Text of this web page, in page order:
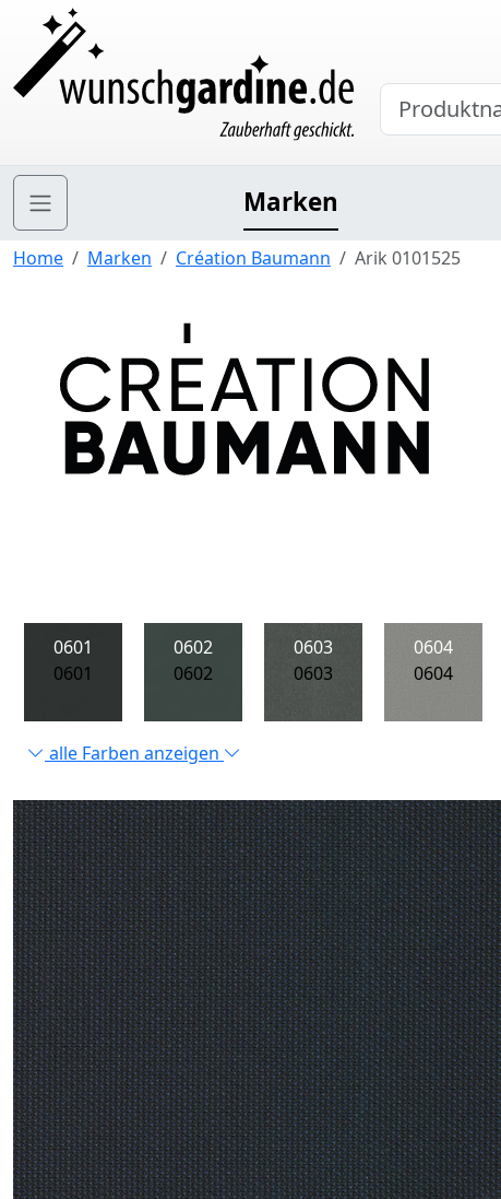
Marken
Home Marken Création Baumann Arik 0101525
0601
0601
0602
0602
0603
0603
0604
0604
alle Farben anzeigen